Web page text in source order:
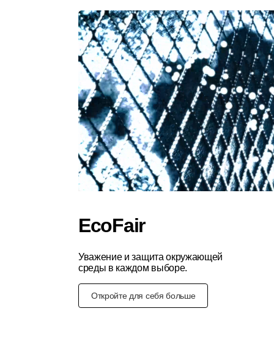
EcoFair
Уважение и защита окружающей
среды в каждом выборе.
Откройте для себя больше